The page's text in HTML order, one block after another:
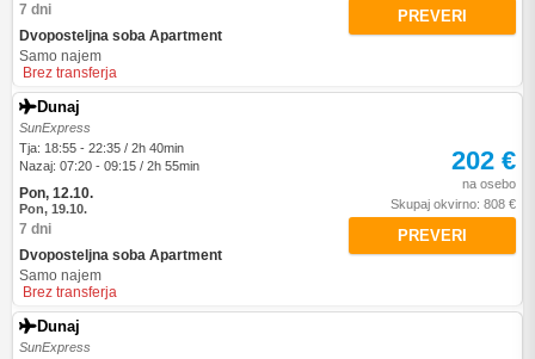
7 dni
Dvoposteljna soba Apartment
Samo najem
Brez transferja
PREVERI
Dunaj
SunExpress
Tja: 18:55 - 22:35 / 2h 40min
Nazaj: 07:20 - 09:15 / 2h 55min
Pon, 12.10.
Pon, 19.10.
7 dni
Dvoposteljna soba Apartment
Samo najem
Brez transferja
202 €
na osebo
Skupaj okvirno: 808 €
PREVERI
Dunaj
SunExpress